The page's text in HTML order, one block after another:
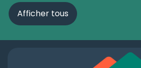
Afficher tous